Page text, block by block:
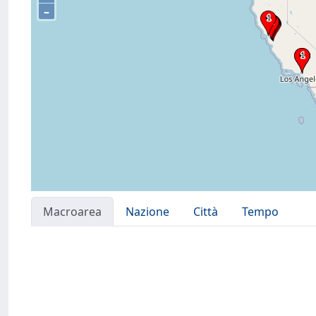
–
Macroarea Nazione Città Tempo